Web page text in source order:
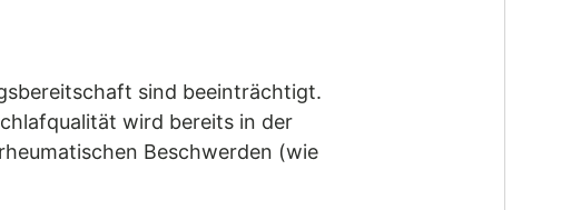
sind beeinträchtigt.
wird bereits in der
Beschwerden (wie